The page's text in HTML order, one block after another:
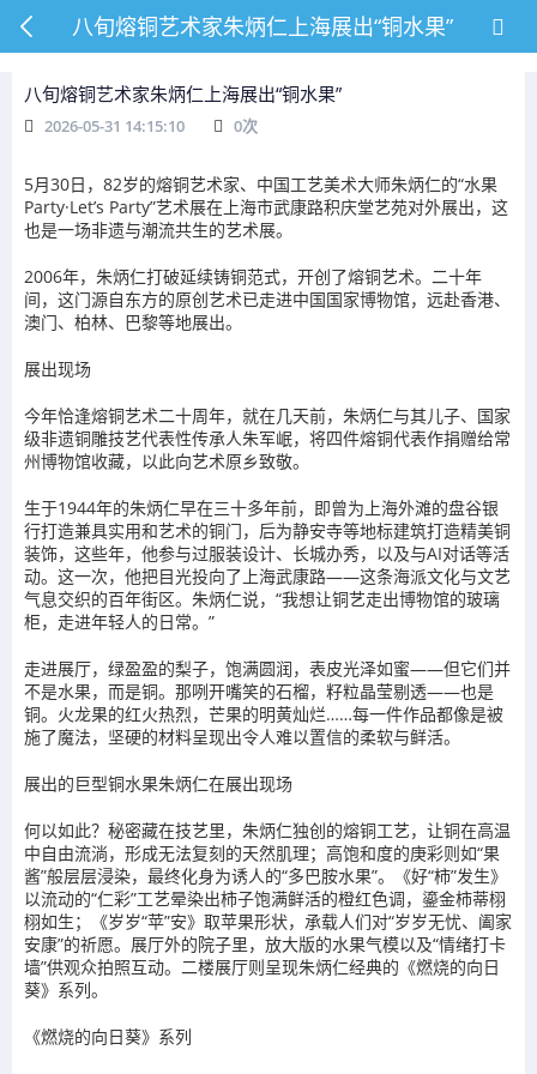
八旬熔铜艺术家朱炳仁上海展出“铜水果”
八旬熔铜艺术家朱炳仁上海展出“铜水果”
2026-05-31 14:15:10 0次
5月30日，82岁的熔铜艺术家、中国工艺美术大师朱炳仁的“水果
Party·Let’s Party”艺术展在上海市武康路积庆堂艺苑对外展出，这
也是一场非遗与潮流共生的艺术展。
2006年，朱炳仁打破延续铸铜范式，开创了熔铜艺术。二十年
间，这门源自东方的原创艺术已走进中国国家博物馆，远赴香港、
澳门、柏林、巴黎等地展出。
展出现场
今年恰逢熔铜艺术二十周年，就在几天前，朱炳仁与其儿子、国家
级非遗铜雕技艺代表性传承人朱军岷，将四件熔铜代表作捐赠给常
州博物馆收藏，以此向艺术原乡致敬。
生于1944年的朱炳仁早在三十多年前，即曾为上海外滩的盘谷银
行打造兼具实用和艺术的铜门，后为静安寺等地标建筑打造精美铜
装饰，这些年，他参与过服装设计、长城办秀，以及与AI对话等活
动。这一次，他把目光投向了上海武康路——这条海派文化与文艺
气息交织的百年街区。朱炳仁说，“我想让铜艺走出博物馆的玻璃
柜，走进年轻人的日常。”
走进展厅，绿盈盈的梨子，饱满圆润，表皮光泽如蜜——但它们并
不是水果，而是铜。那咧开嘴笑的石榴，籽粒晶莹剔透——也是
铜。火龙果的红火热烈，芒果的明黄灿烂……每一件作品都像是被
施了魔法，坚硬的材料呈现出令人难以置信的柔软与鲜活。
展出的巨型铜水果朱炳仁在展出现场
何以如此？秘密藏在技艺里，朱炳仁独创的熔铜工艺，让铜在高温
中自由流淌，形成无法复刻的天然肌理；高饱和度的庚彩则如“果
酱”般层层浸染，最终化身为诱人的“多巴胺水果”。《好“柿”发生》
以流动的“仁彩”工艺晕染出柿子饱满鲜活的橙红色调，鎏金柿蒂栩
栩如生；《岁岁“苹”安》取苹果形状，承载人们对“岁岁无忧、阖家
安康”的祈愿。展厅外的院子里，放大版的水果气模以及“情绪打卡
墙”供观众拍照互动。二楼展厅则呈现朱炳仁经典的《燃烧的向日
葵》系列。
《燃烧的向日葵》系列